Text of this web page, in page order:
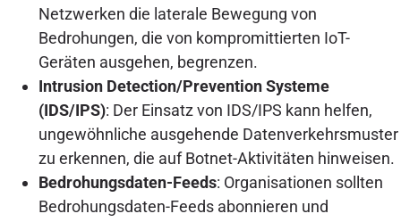
Netzwerken die laterale Bewegung von
Bedrohungen, die von kompromittierten IoT-
Geräten ausgehen, begrenzen.
Intrusion Detection/Prevention Systeme
(IDS/IPS): Der Einsatz von IDS/IPS kann helfen,
ungewöhnliche ausgehende Datenverkehrsmuster
zu erkennen, die auf Botnet-Aktivitäten hinweisen.
Bedrohungsdaten-Feeds: Organisationen sollten
Bedrohungsdaten-Feeds abonnieren und